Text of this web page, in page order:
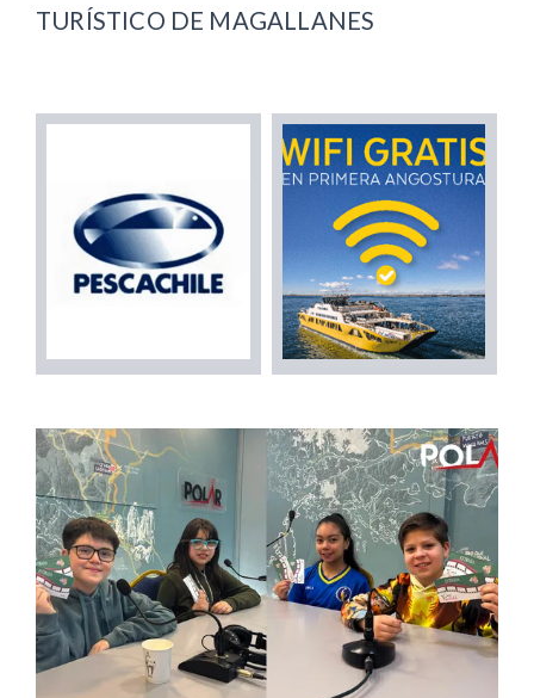
TURÍSTICO DE MAGALLANES